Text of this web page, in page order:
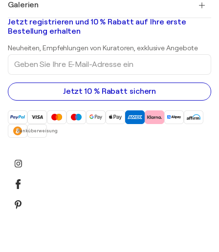
Banksy
Mr. Brainwash
Shepard Fairey
Abstrakte Gemälde zu verkaufen
Landschaftsgemälde
Drucke
Acrylgemälde
Galerien
Kunstgalerien in Deutschland
Kunstgalerien in Schweiz
Jetzt registrieren und 10 % Rabatt auf Ihre erste
Bestellung erhalten
Neuheiten, Empfehlungen von Kuratoren, exklusive Angebote
Geben
Sie
Ihre
E-
Mail-
Adresse
Jetzt 10 % Rabatt sichern
Banküberweisung